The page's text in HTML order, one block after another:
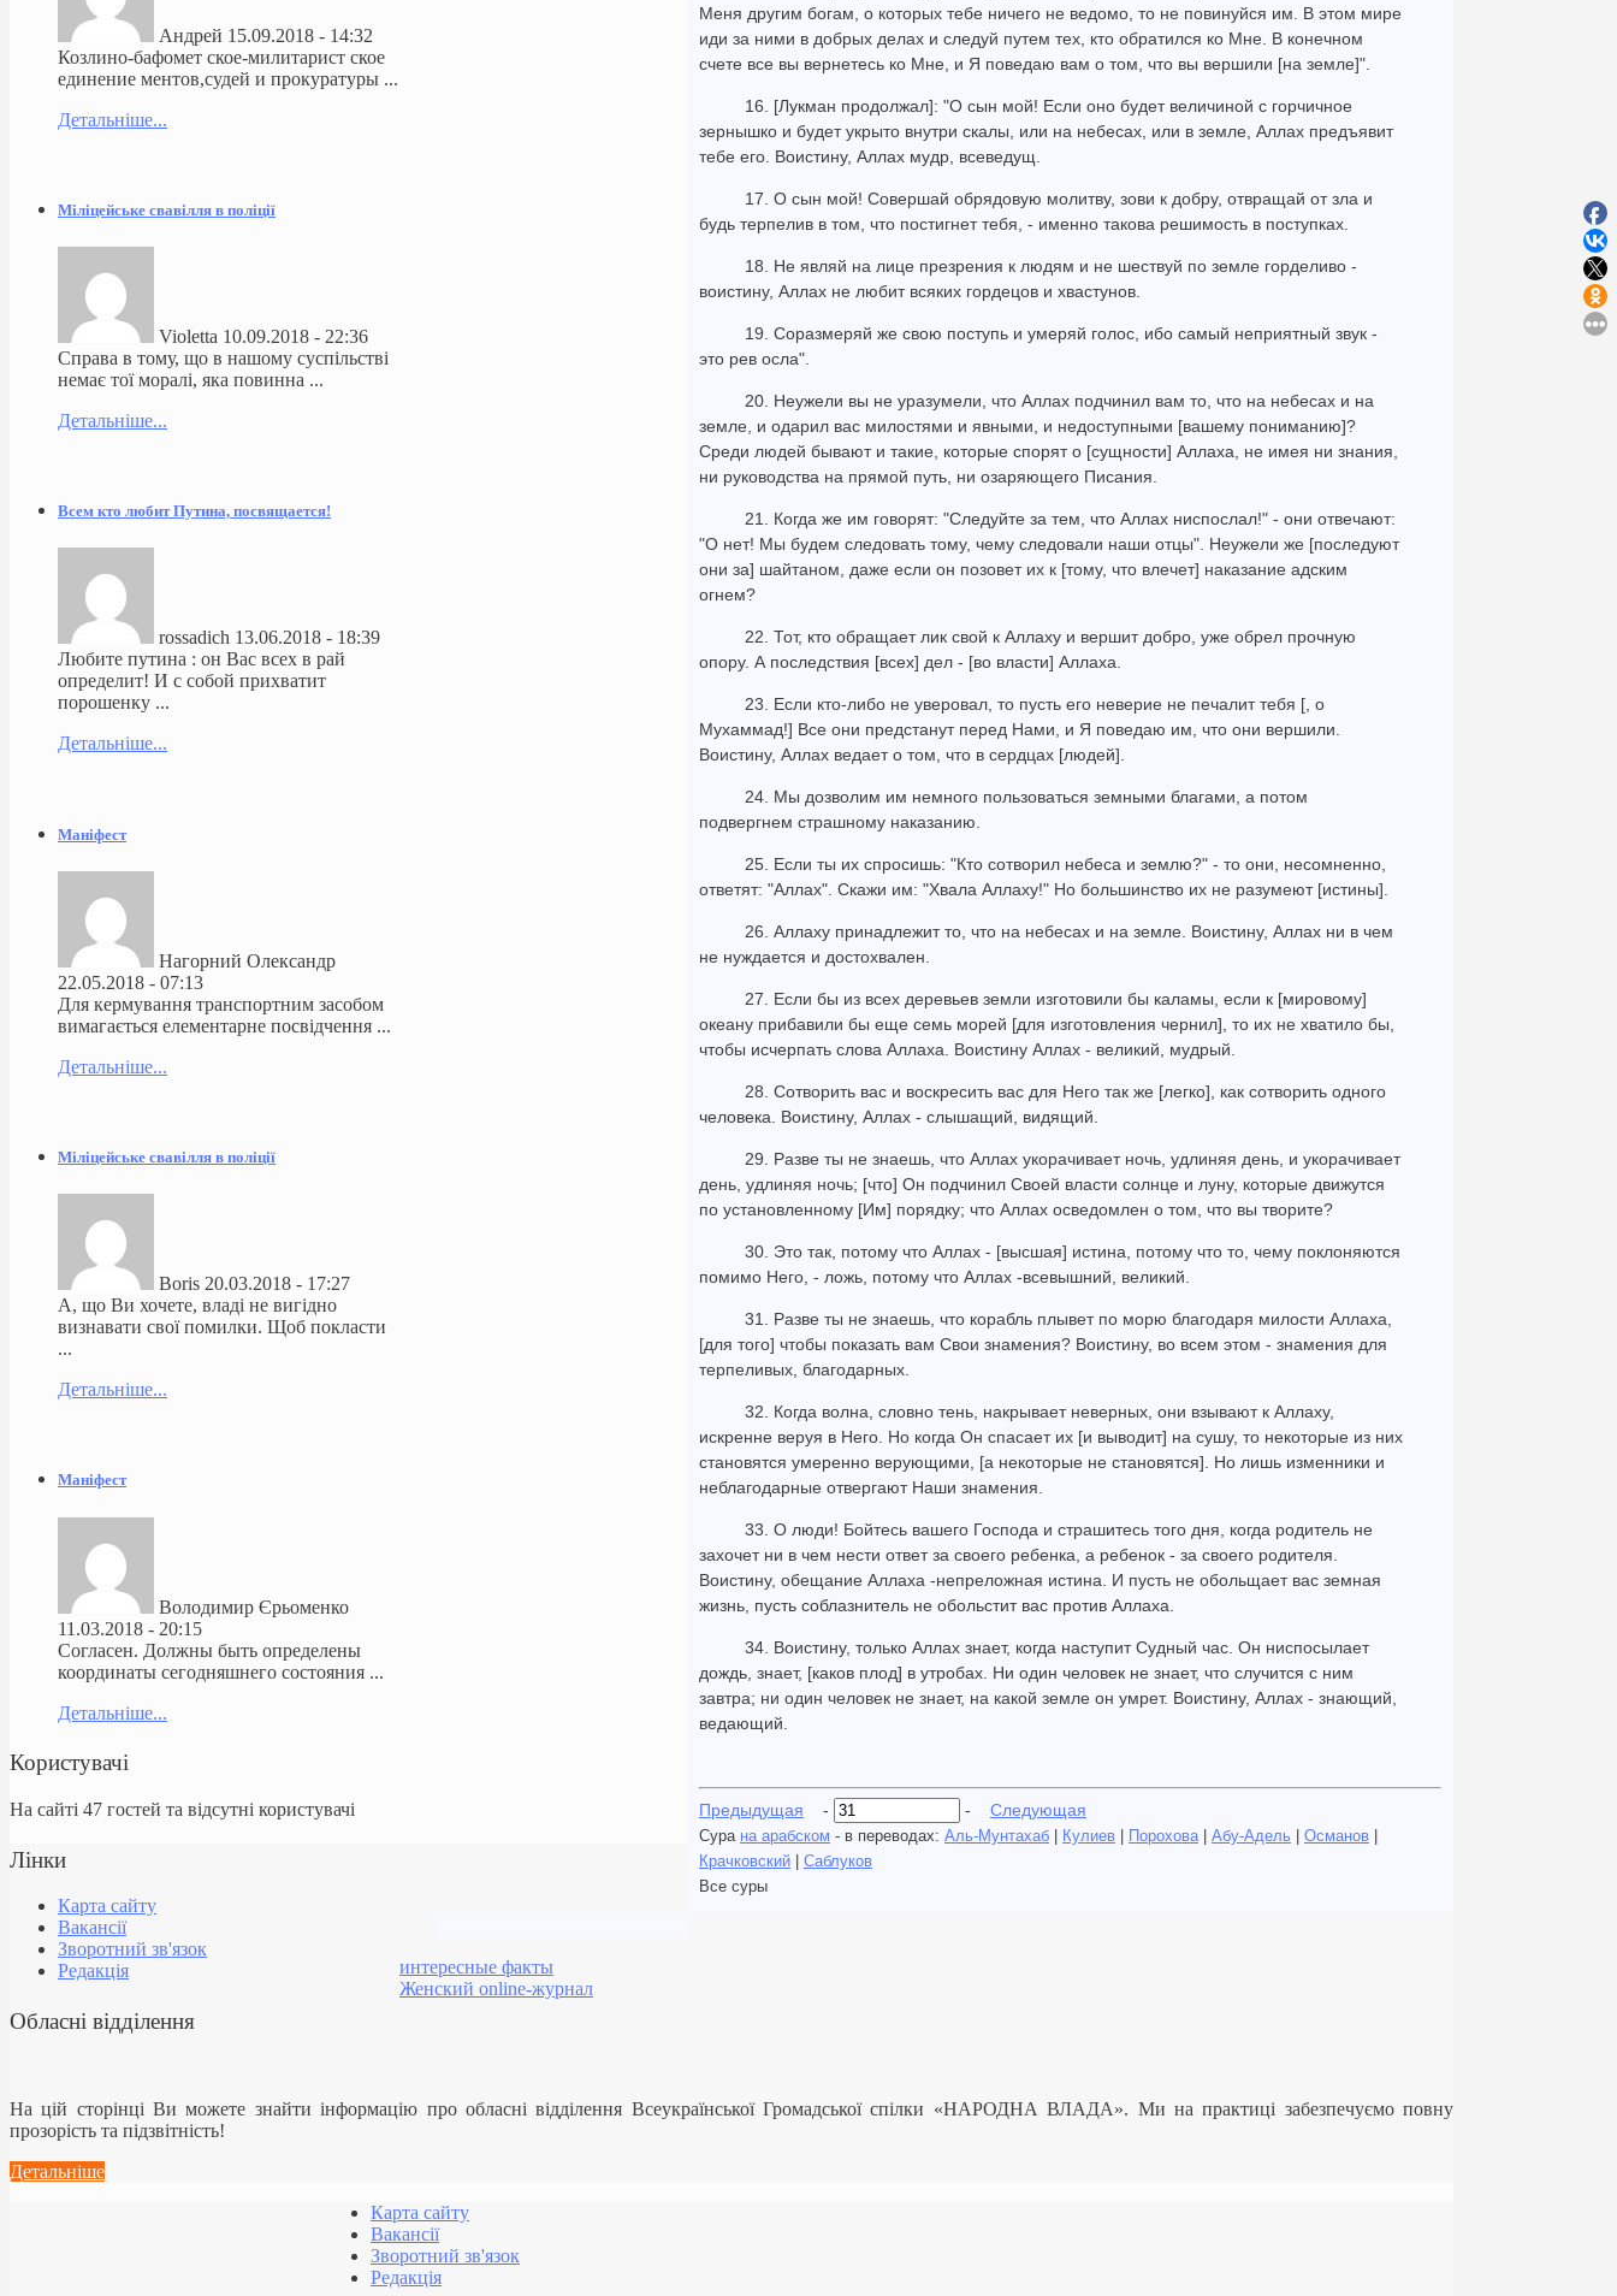
Меня другим богам, о которых тебе ничего не ведомо, то не повинуйся им. В этом мире
иди за ними в добрых делах и следуй путем тех, кто обратился ко Мне. В конечном
счете все вы вернетесь ко Мне, и Я поведаю вам о том, что вы вершили [на земле]".
16. [Лукман продолжал]: "О сын мой! Если оно будет величиной с горчичное
зернышко и будет укрыто внутри скалы, или на небесах, или в земле, Аллах предъявит
тебе его. Воистину, Аллах мудр, всеведущ.
17. О сын мой! Совершай обрядовую молитву, зови к добру, отвращай от зла и
будь терпелив в том, что постигнет тебя, - именно такова решимость в поступках.
18. Не являй на лице презрения к людям и не шествуй по земле горделиво -
воистину, Аллах не любит всяких гордецов и хвастунов.
19. Соразмеряй же свою поступь и умеряй голос, ибо самый неприятный звук -
это рев осла".
20. Неужели вы не уразумели, что Аллах подчинил вам то, что на небесах и на
земле, и одарил вас милостями и явными, и недоступными [вашему пониманию]?
Среди людей бывают и такие, которые спорят о [сущности] Аллаха, не имея ни знания,
ни руководства на прямой путь, ни озаряющего Писания.
21. Когда же им говорят: "Следуйте за тем, что Аллах ниспослал!" - они отвечают:
"О нет! Мы будем следовать тому, чему следовали наши отцы". Неужели же [последуют
они за] шайтаном, даже если он позовет их к [тому, что влечет] наказание адским
огнем?
22. Тот, кто обращает лик свой к Аллаху и вершит добро, уже обрел прочную
опору. А последствия [всех] дел - [во власти] Аллаха.
23. Если кто-либо не уверовал, то пусть его неверие не печалит тебя [, о
Мухаммад!] Все они предстанут перед Нами, и Я поведаю им, что они вершили.
Воистину, Аллах ведает о том, что в сердцах [людей].
24. Мы дозволим им немного пользоваться земными благами, а потом
подвергнем страшному наказанию.
25. Если ты их спросишь: "Кто сотворил небеса и землю?" - то они, несомненно,
ответят: "Аллах". Скажи им: "Хвала Аллаху!" Но большинство их не разумеют [истины].
26. Аллаху принадлежит то, что на небесах и на земле. Воистину, Аллах ни в чем
не нуждается и достохвален.
27. Если бы из всех деревьев земли изготовили бы каламы, если к [мировому]
океану прибавили бы еще семь морей [для изготовления чернил], то их не хватило бы,
чтобы исчерпать слова Аллаха. Воистину Аллах - великий, мудрый.
28. Сотворить вас и воскресить вас для Него так же [легко], как сотворить одного
человека. Воистину, Аллах - слышащий, видящий.
29. Разве ты не знаешь, что Аллах укорачивает ночь, удлиняя день, и укорачивает
день, удлиняя ночь; [что] Он подчинил Своей власти солнце и луну, которые движутся
по установленному [Им] порядку; что Аллах осведомлен о том, что вы творите?
30. Это так, потому что Аллах - [высшая] истина, потому что то, чему поклоняются
помимо Него, - ложь, потому что Аллах -всевышний, великий.
31. Разве ты не знаешь, что корабль плывет по морю благодаря милости Аллаха,
[для того] чтобы показать вам Свои знамения? Воистину, во всем этом - знамения для
терпеливых, благодарных.
32. Когда волна, словно тень, накрывает неверных, они взывают к Аллаху,
искренне веруя в Него. Но когда Он спасает их [и выводит] на сушу, то некоторые из них
становятся умеренно верующими, [а некоторые не становятся]. Но лишь изменники и
неблагодарные отвергают Наши знамения.
33. О люди! Бойтесь вашего Господа и страшитесь того дня, когда родитель не
захочет ни в чем нести ответ за своего ребенка, а ребенок - за своего родителя.
Воистину, обещание Аллаха -непреложная истина. И пусть не обольщает вас земная
жизнь, пусть соблазнитель не обольстит вас против Аллаха.
34. Воистину, только Аллах знает, когда наступит Судный час. Он ниспосылает
дождь, знает, [каков плод] в утробах. Ни один человек не знает, что случится с ним
завтра; ни один человек не знает, на какой земле он умрет. Воистину, Аллах - знающий,
ведающий.
Предыдущая - - Следующая
Сура на арабском - в переводах: Аль-Мунтахаб Кулиев Порохова| Абу-Адель Османов
Крачковский
Саблуков
Все суры
интересные факты
Женский online-журнал
Андрей 15.09.2018 - 14:32
Козлино-бафомет ское-милитарист ское
единение ментов,судей и прокуратуры ...
Детальніше...
Міліцейське свавілля в поліції
Violetta 10.09.2018 - 22:36
Справа в тому, що в нашому суспільстві
немає тої моралі, яка повинна ...
Детальніше...
Всем кто любит Путина, посвящается!
rossadich 13.06.2018 - 18:39
Любите путина : он Вас всех в рай
определит! И с собой прихватит
порошенку ...
Детальніше...
Маніфест
Нагорний Олександр
22.05.2018 - 07:13
Для кермування транспортним засобом
вимагається елементарне посвідчення ...
Детальніше...
Міліцейське свавілля в поліції
Boris 20.03.2018 - 17:27
А, що Ви хочете, владі не вигідно
визнавати свої помилки. Щоб покласти
...
Детальніше...
Маніфест
Володимир Єрьоменко
11.03.2018 - 20:15
Согласен. Должны быть определены
координаты сегодняшнего состояния ...
Детальніше...
Користувачі
На сайті 47 гостей та відсутні користувачі
Лінки
Карта сайту
Вакансії
Зворотний зв'язок
Редакція
Обласні відділення
На цій сторінці Ви можете знайти інформацію про обласні відділення Всеукраїнської Громадської спілки «НАРОДНА ВЛАДА». Ми на практиці забезпечуємо повну
прозорість та підзвітність!
Детальніше
Карта сайту
Вакансії
Зворотний зв'язок
Редакція